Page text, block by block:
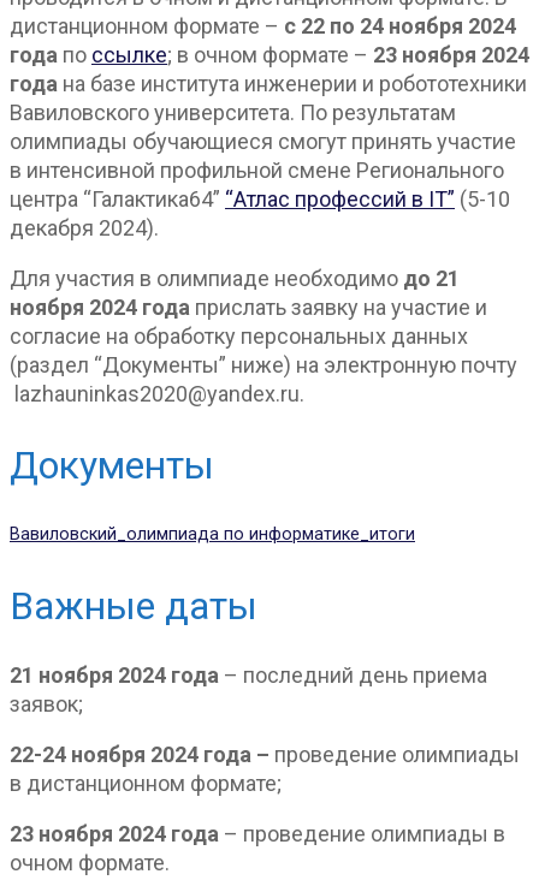
дистанционном формате – с 22 по 24 ноября 2024
года по ссылке; в очном формате – 23 ноября 2024
года на базе института инженерии и робототехники
Вавиловского университета. По результатам
олимпиады обучающиеся смогут принять участие
в интенсивной профильной смене Регионального
центра “Галактика64” “Атлас профессий в IT” (5-10
декабря 2024).
Для участия в олимпиаде необходимо до 21
ноября 2024 года прислать заявку на участие и
согласие на обработку персональных данных
(раздел “Документы” ниже) на электронную почту
lazhauninkas2020@yandex.ru.
Документы
Вавиловский_олимпиада по информатике_итоги
Важные даты
21 ноября 2024 года – последний день приема
заявок;
22-24 ноября 2024 года – проведение олимпиады
в дистанционном формате;
23 ноября 2024 года – проведение олимпиады в
очном формате.